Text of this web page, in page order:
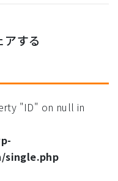
アする
"ID" on null in
single.php